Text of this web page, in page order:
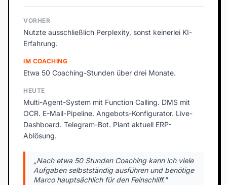
VORHER
Nutzte ausschließlich Perplexity, sonst keinerlei KI-
Erfahrung.
IM COACHING
Etwa 50 Coaching-Stunden über drei Monate.
HEUTE
Multi-Agent-System mit Function Calling. DMS mit
OCR. E-Mail-Pipeline. Angebots-Konfigurator. Live-
Dashboard. Telegram-Bot. Plant aktuell ERP-
Ablösung.
„Nach etwa 50 Stunden Coaching kann ich viele
Aufgaben selbstständig ausführen und benötige
Marco hauptsächlich für den Feinschliff."